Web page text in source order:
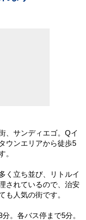
、サンディエゴ。Qイ
ウンエリアから徒歩5
。
く立ち並び、リトルイ
されているので、治安
も人気の街です。
。各バス停まで5分。